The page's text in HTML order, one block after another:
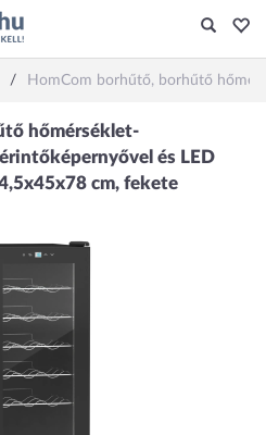
HomCom borhűtő, borhűtő